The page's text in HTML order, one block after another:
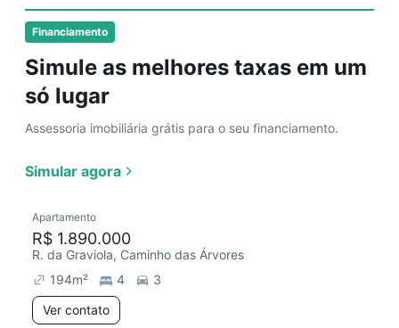
Financiamento
Simule as melhores taxas em um
só lugar
Assessoria imobiliária grátis para o seu financiamento.
Simular agora
Apartamento
R$ 1.890.000
R. da Graviola, Caminho das Árvores
194m² 4
3
Ver contato